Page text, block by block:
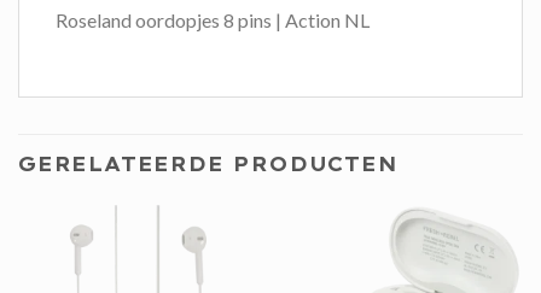
Roseland oordopjes 8 pins | Action NL
GERELATEERDE PRODUCTEN